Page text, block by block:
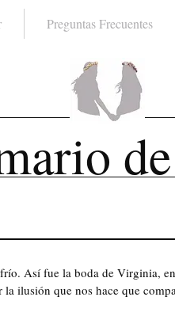
Preguntas Frecuentes
Así fue la boda de Virginia,
ilusión que nos hace que